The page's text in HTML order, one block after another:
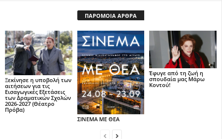
ΠΑΡΟΜΟΙΑ ΑΡΘΡΑ
Ξεκίνησε η υποβολή των
αιτήσεων για τις
Εισαγωγικές Εξετάσεις
των Δραματικών Σχολών
2026-2027 (Θέατρο
Πρόβα)
ΣΙΝΕΜΑ ΜΕ ΘΕΑ
Έφυγε από τη ζωή η
σπουδαία μας Μάρω
Κοντού!